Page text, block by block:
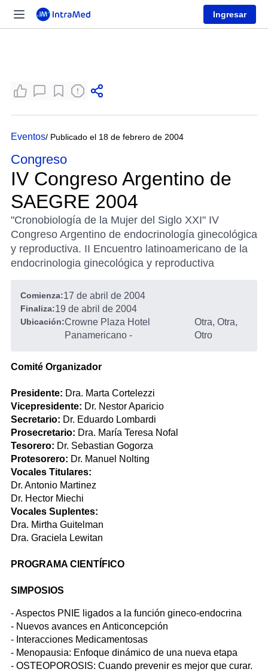
Ingresar
Eventos/ Publicado el 18 de febrero de 2004
Congreso
IV Congreso Argentino de
SAEGRE 2004
"Cronobiología de la Mujer del Siglo XXI" IV
Congreso Argentino de endocrinología ginecológica
y reproductiva. II Encuentro latinoamericano de la
endocrinologia ginecológica y reproductiva
Comienza:17 de abril de 2004
Finaliza:19 de abril de 2004
Ubicación:Crowne Plaza Hotel
Panamericano -
Otra, Otra,
Otro
Comité Organizador
Presidente: Dra. Marta Cortelezzi
Vicepresidente: Dr. Nestor Aparicio
Secretario: Dr. Eduardo Lombardi
Prosecretario: Dra. María Teresa Nofal
Tesorero: Dr. Sebastian Gogorza
Protesorero: Dr. Manuel Nolting
Vocales Titulares:
Dr. Antonio Martinez
Dr. Hector Miechi
Vocales Suplentes:
Dra. Mirtha Guitelman
Dra. Graciela Lewitan
PROGRAMA CIENTÍFICO
SIMPOSIOS
- Aspectos PNIE ligados a la función gineco-endocrina
- Nuevos avances en Anticoncepción
- Interacciones Medicamentosas
- Menopausia: Enfoque dinámico de una nueva etapa
- OSTEOPOROSIS: Cuando prevenir es mejor que curar.